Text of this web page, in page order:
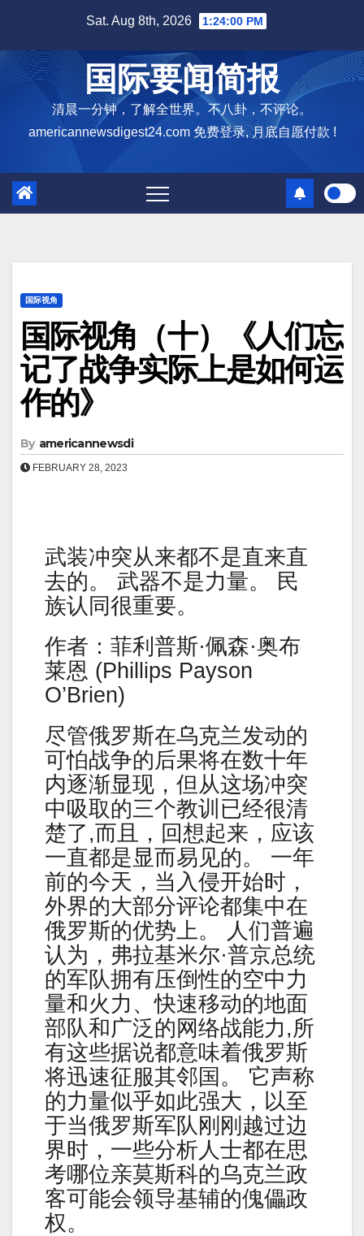
content
Sat. Aug 8th, 2026 1:24:01 PM
国际要闻简报
清晨一分钟，了解全世界。不八卦，不评论。
americannewsdigest24.com 免费登录, 月底自愿付款 !
国际视角
国际视角（十）《人们忘
记了战争实际上是如何运
作的》
By americannewsdi
FEBRUARY 28, 2023
武装冲突从来都不是直来直
去的。 武器不是力量。 民
族认同很重要。
作者：菲利普斯·佩森·奥布
莱恩 (Phillips Payson
O’Brien)
尽管俄罗斯在乌克兰发动的
可怕战争的后果将在数十年
内逐渐显现，但从这场冲突
中吸取的三个教训已经很清
楚了,而且，回想起来，应该
一直都是显而易见的。 一年
前的今天，当入侵开始时，
外界的大部分评论都集中在
俄罗斯的优势上。 人们普遍
认为，弗拉基米尔·普京总统
的军队拥有压倒性的空中力
量和火力、快速移动的地面
部队和广泛的网络战能力,所
有这些据说都意味着俄罗斯
将迅速征服其邻国。 它声称
的力量似乎如此强大，以至
于当俄罗斯军队刚刚越过边
界时，一些分析人士都在思
考哪位亲莫斯科的乌克兰政
客可能会领导基辅的傀儡政
权。